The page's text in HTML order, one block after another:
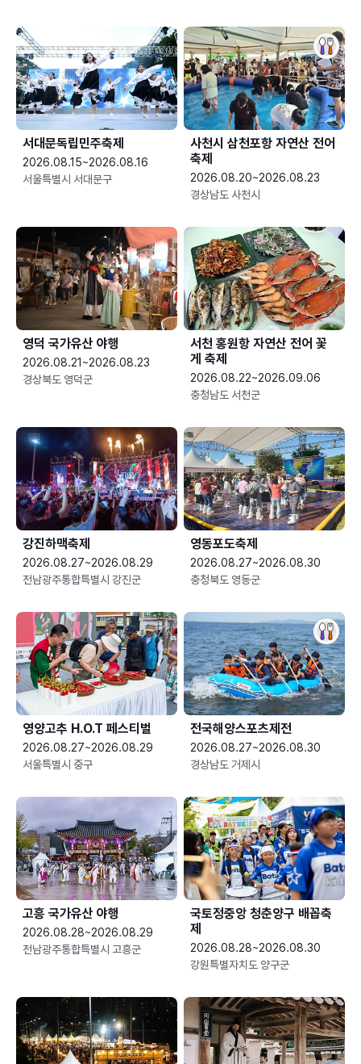
서대문독립민주축제
2026.08.15~2026.08.16
서울특별시 서대문구
사천시 삼천포항 자연산 전어
축제
2026.08.20~2026.08.23
경상남도 사천시
영덕 국가유산 야행
2026.08.21~2026.08.23
경상북도 영덕군
서천 홍원항 자연산 전어 꽃
게 축제
2026.08.22~2026.09.06
충청남도 서천군
강진하맥축제
2026.08.27~2026.08.29
전남광주통합특별시 강진군
영동포도축제
2026.08.27~2026.08.30
충청북도 영동군
영양고추 H.O.T 페스티벌
2026.08.27~2026.08.29
서울특별시 중구
전국해양스포츠제전
2026.08.27~2026.08.30
경상남도 거제시
고흥 국가유산 야행
2026.08.28~2026.08.29
전남광주통합특별시 고흥군
국토정중앙 청춘양구 배꼽축
제
2026.08.28~2026.08.30
강원특별자치도 양구군